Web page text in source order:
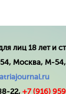
лиц 18 лет и
Москва, М-
22, +7 (916)